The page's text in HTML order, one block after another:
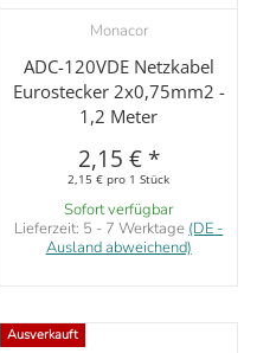
Monacor
ADC-120VDE Netzkabel
Eurostecker 2x0,75mm2 -
1,2 Meter
2,15 € *
2,15 € pro 1 Stück
Sofort verfügbar
Lieferzeit: 5 - 7 Werktage (DE -
Ausland abweichend)
Ausverkauft